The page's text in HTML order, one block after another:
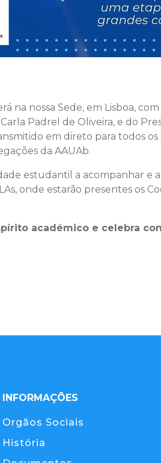
na nossa Sede, em Lisboa,
Padrel de Oliveira, e do
em direto para todos os
da AAUAb.
estudantil a acompanhar e
onde estarão presentes os
académico e celebra
INFORMAÇÕES
Orgãos Sociais
História